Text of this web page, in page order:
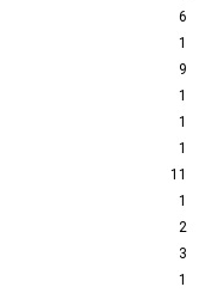
6
1
9
1
1
1
11
1
2
3
1